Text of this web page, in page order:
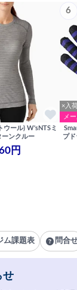
ウール) W'sNTSミ
ーンクルー
円
6
×入
メ
プ
ム課題表 問合
せ